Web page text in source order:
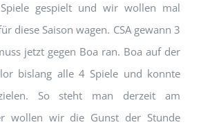
gespielt und wir wollen mal
diese Saison wagen. CSA gewann 3
jetzt gegen Boa ran. Boa auf der
bislang alle 4 Spiele und konnte
So steht man derzeit am
wollen wir die Gunst der Stunde